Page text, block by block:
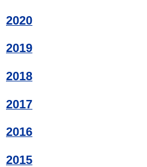
2020
2019
2018
2017
2016
2015